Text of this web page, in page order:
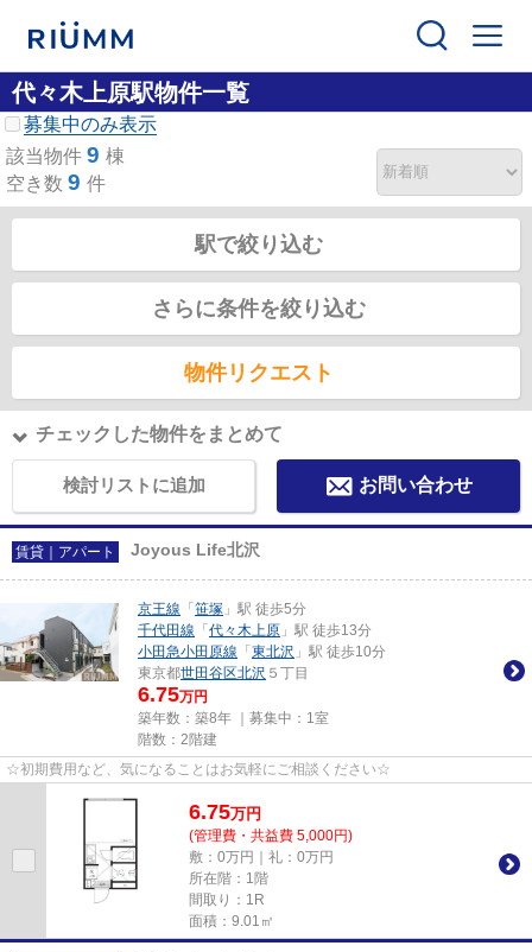
代々木上原駅物件一覧
募集中のみ表示
該当物件 9 棟
空き数 9 件
駅で絞り込む
さらに条件を絞り込む
物件リクエスト
チェックした物件をまとめて
検討リストに追加 お問い合わせ
賃貸｜アパート Joyous Life北沢
京王線 「笹塚 」駅 徒歩5分
千代田線 「代々木上原 」駅 徒歩13分
小田急小田原線 「東北沢 」駅 徒歩10分
東京都世田谷区北沢 ５丁目
6.75万円
築年数：築8年 ｜募集中： 1室
階数：2階建
☆初期費用など、気になることはお気軽にご相談ください☆
6.75万円
(管理費・共益費 5,000円)
敷：0万円｜礼：0万円
所在階：1階
間取り：1R
面積：9.01㎡